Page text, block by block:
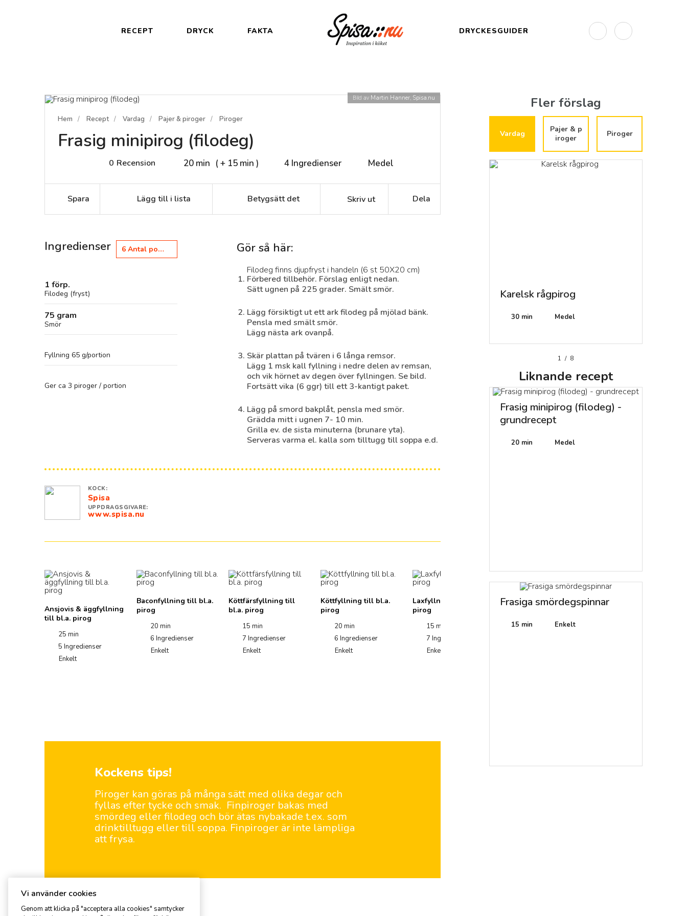
RECEPT DRYCK FAKTA DRYCKESGUIDER
Bild av Martin Hanner, Spisa.nu
Hem Recept Vardag Pajer & piroger Piroger
Frasig minipirog (filodeg)
0 Recension 20 min ( + 15 min ) 4 Ingredienser Medel
Spara Lägg till i lista Betygsätt det Skriv ut Dela
Ingredienser 6 Antal portioner
1 förp.
Filodeg (fryst)
75 gram
Smör
Fyllning 65 g/portion
Ger ca 3 piroger / portion
Gör så här:
Filodeg finns djupfryst i handeln (6 st 50X20 cm)
Förbered tillbehör. Förslag enligt nedan.
Sätt ugnen på 225 grader. Smält smör.
Lägg försiktigt ut ett ark filodeg på mjölad bänk.
Pensla med smält smör.
Lägg nästa ark ovanpå.
Skär plattan på tvären i 6 långa remsor.
Lägg 1 msk kall fyllning i nedre delen av remsan,
och vik hörnet av degen över fyllningen. Se bild.
Fortsätt vika (6 ggr) till ett 3-kantigt paket.
Lägg på smord bakplåt, pensla med smör.
Grädda mitt i ugnen 7- 10 min.
Grilla ev. de sista minuterna (brunare yta).
Serveras varma el. kalla som tilltugg till soppa e.d.
KOCK:
Spisa
UPPDRAGSGIVARE:
www.spisa.nu
Ansjovis & äggfyllning
till bl.a. pirog
25 min
5 Ingredienser
Enkelt
Baconfyllning till bl.a.
pirog
20 min
6 Ingredienser
Enkelt
Köttfärsfyllning till
bl.a. pirog
15 min
7 Ingredienser
Enkelt
Köttfyllning till bl.a.
pirog
20 min
6 Ingredienser
Enkelt
Laxfyllning till bl.a.
pirog
15 min
7 Ingredienser
Enkelt
Ost- & spenatfyllning
Kockens tips!
Piroger kan göras på många sätt med olika degar och
fyllas efter tycke och smak. Finpiroger bakas med
smördeg eller filodeg och bör ätas nybakade t.ex. som
drinktilltugg eller till soppa. Finpiroger är inte lämpliga
att frysa.
Fler förslag
Vardag
Pajer & p
iroger
Piroger
Löjromstoast /
forellromstoast
Karelsk rågpirog
30 min Medel
1 / 8
Liknande recept
Frasig minipirog (filodeg) -
grundrecept
20 min Medel
Frasiga smördegspinnar
15 min Enkelt
Vi använder cookies
Genom att klicka på "acceptera alla cookies" samtycker